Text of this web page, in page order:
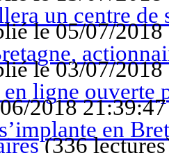
un centre
le 05/07/2018
le 03/07/2018
ligne ouverte
2018 21:39:47
en
(336 lectures